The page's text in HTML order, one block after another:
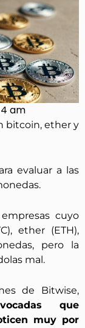
am
bitcoin, ether y
evaluar a las
cuyo
ether (ETH),
pero la
mal.
de Bitwise,
que
muy por